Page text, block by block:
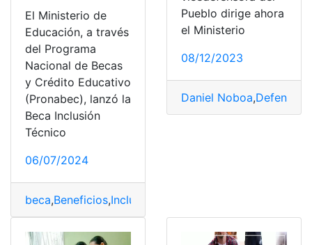
El Ministerio de
Educación, a través
del Programa
Nacional de Becas
y Crédito Educativo
(Pronabec), lanzó la
Beca Inclusión
Técnico
06/07/2024
beca,Beneficios,Inclusión
Pueblo dirige ahora
el Ministerio
08/12/2023
Daniel Noboa,Defensoría